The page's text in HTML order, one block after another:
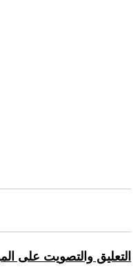
التعليق والتصويت على